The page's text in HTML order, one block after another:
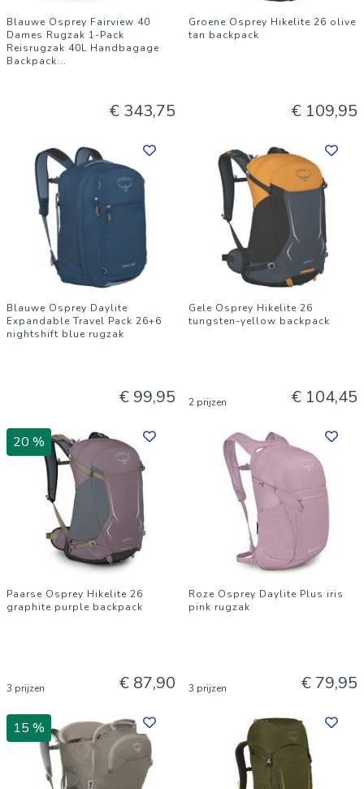
Blauwe Osprey Fairview 40
Dames Rugzak 1-Pack
Reisrugzak 40L Handbagage
Backpack...
€ 343,75
Groene Osprey Hikelite 26 olive
tan backpack
€ 109,95
Blauwe Osprey Daylite
Expandable Travel Pack 26+6
nightshift blue rugzak
€ 99,95
Gele Osprey Hikelite 26
tungsten-yellow backpack
2 prijzen € 104,45
20 %
Paarse Osprey Hikelite 26
graphite purple backpack
3 prijzen € 87,90
Roze Osprey Daylite Plus iris
pink rugzak
3 prijzen € 79,95
15 %